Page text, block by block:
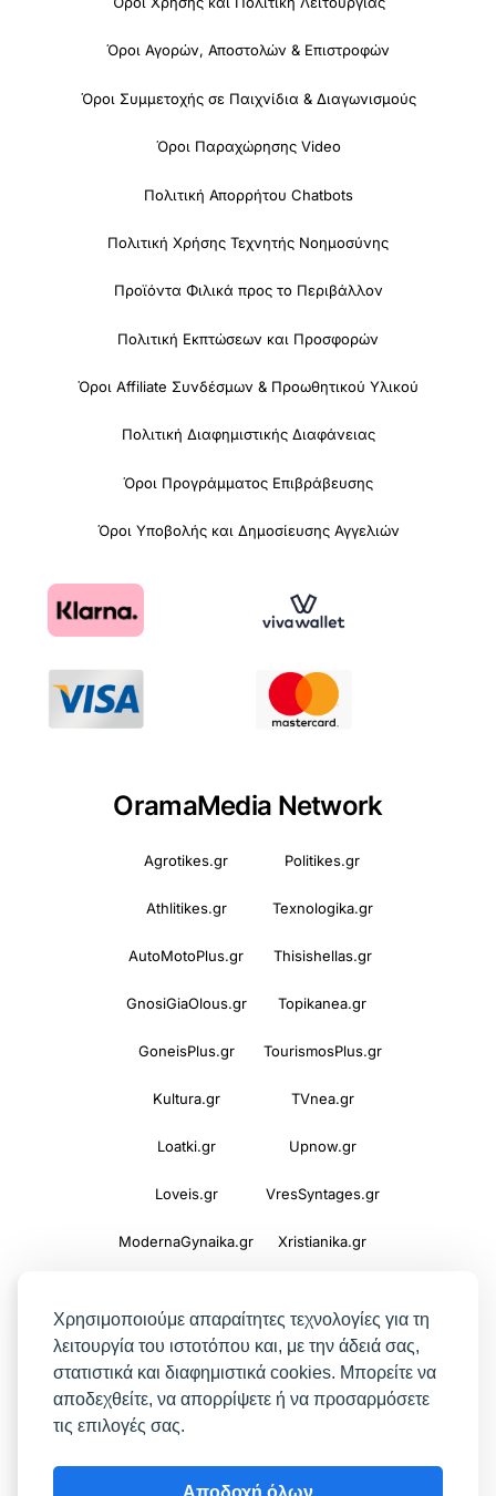
Χρησιμοποιούμε απαραίτητες τεχνολογίες για τη
λειτουργία του ιστοτόπου και, με την άδειά σας,
στατιστικά και διαφημιστικά cookies. Μπορείτε να
αποδεχθείτε, να απορρίψετε ή να προσαρμόσετε
τις επιλογές σας.
Αποδοχή όλων
Όροι Αγορών, Αποστολών & Επιστροφών
Όροι Συμμετοχής σε Παιχνίδια & Διαγωνισμούς
Όροι Παραχώρησης Video
Πολιτική Απορρήτου Chatbots
Πολιτική Χρήσης Τεχνητής Νοημοσύνης
Προϊόντα Φιλικά προς το Περιβάλλον
Πολιτική Εκπτώσεων και Προσφορών
Όροι Affiliate Συνδέσμων & Προωθητικού Υλικού
Πολιτική Διαφημιστικής Διαφάνειας
Όροι Προγράμματος Επιβράβευσης
Όροι Υποβολής και Δημοσίευσης Αγγελιών
OramaMedia Network
Agrotikes.gr Politikes.gr
Athlitikes.gr Texnologika.gr
AutoMotoPlus.gr Thisishellas.gr
GnosiGiaOlous.gr Topikanea.gr
GoneisPlus.gr TourismosPlus.gr
Kultura.gr TVnea.gr
Loatki.gr Upnow.gr
Loveis.gr VresSyntages.gr
ModernaGynaika.gr Xristianika.gr
Oikotropia.gr ZoumeSpiti.gr
Perepet.gr
© 2026Orama Group(Orama Group Μ.Ι.Κ.Ε.) |